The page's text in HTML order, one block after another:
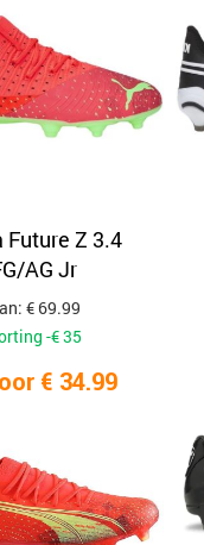
Future Z 3.4
AG Jr
€ 69.99
-€ 35
€ 34.99